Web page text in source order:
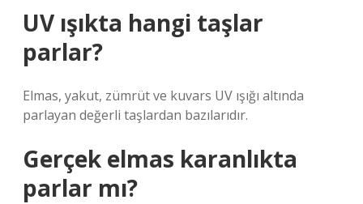
UV ışıkta hangi taşlar
parlar?
Elmas, yakut, zümrüt ve kuvars UV ışığı altında
parlayan değerli taşlardan bazılarıdır.
Gerçek elmas karanlıkta
parlar mı?